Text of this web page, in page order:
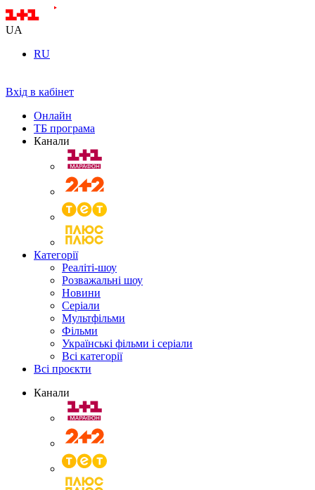
UA
RU
Вхід в кабінет
Онлайн
ТБ програма
Канали
Категорії
Реаліті-шоу
Розважальні шоу
Новини
Серіали
Мультфільми
Фільми
Українські фільми і серіали
Всі категорії
Всі проєкти
Канали